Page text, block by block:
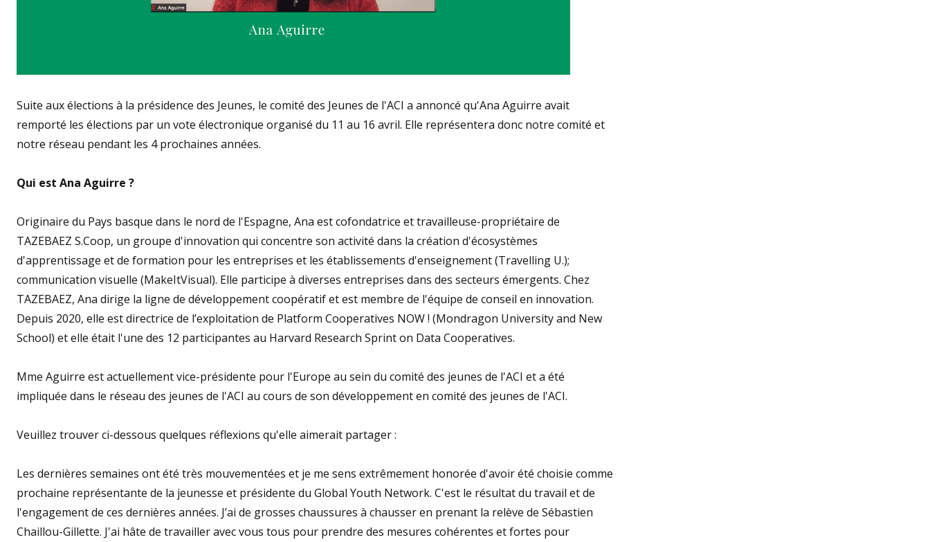
Suite aux élections à la présidence des Jeunes, le comité des Jeunes de l'ACI a annoncé qu'Ana Aguirre avait
remporté les élections par un vote électronique organisé du 11 au 16 avril. Elle représentera donc notre comité et
notre réseau pendant les 4 prochaines années.
Qui est Ana Aguirre ?
Originaire du Pays basque dans le nord de l'Espagne, Ana est cofondatrice et travailleuse-propriétaire de
TAZEBAEZ S.Coop, un groupe d'innovation qui concentre son activité dans la création d'écosystèmes
d'apprentissage et de formation pour les entreprises et les établissements d'enseignement (Travelling U.);
communication visuelle (MakeItVisual). Elle participe à diverses entreprises dans des secteurs émergents. Chez
TAZEBAEZ, Ana dirige la ligne de développement coopératif et est membre de l'équipe de conseil en innovation.
Depuis 2020, elle est directrice de l’exploitation de Platform Cooperatives NOW ! (Mondragon University and New
School) et elle était l'une des 12 participantes au Harvard Research Sprint on Data Cooperatives.
Mme Aguirre est actuellement vice-présidente pour l'Europe au sein du comité des jeunes de l'ACI et a été
impliquée dans le réseau des jeunes de l'ACI au cours de son développement en comité des jeunes de l'ACI.
Veuillez trouver ci-dessous quelques réflexions qu'elle aimerait partager :
Les dernières semaines ont été très mouvementées et je me sens extrêmement honorée d'avoir été choisie comme
prochaine représentante de la jeunesse et présidente du Global Youth Network. C'est le résultat du travail et de
l'engagement de ces dernières années. J’ai de grosses chaussures à chausser en prenant la relève de Sébastien
Chaillou-Gillette. J'ai hâte de travailler avec vous tous pour prendre des mesures cohérentes et fortes pour